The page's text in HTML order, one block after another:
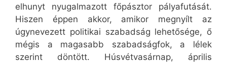
elhunyt nyugalmazott főpásztor pályafutását.
Hiszen éppen akkor, amikor megnyílt az
úgynevezett politikai szabadság lehetősége, ő
mégis a magasabb szabadságfok, a lélek
szerint döntött. Húsvétvasárnap, április